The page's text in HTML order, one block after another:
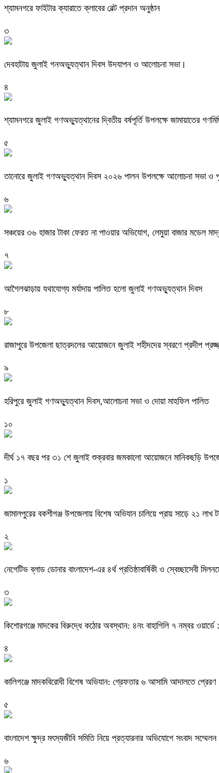
শ্যামনগরে ফাইটার ক্যারাতে ক্লাবের বেল্ট প্রদান অনুষ্ঠান
৩
দেবহাটায় জুলাই গনঅভ্যুত্থান দিবস উদযাপন ও আলোচনা সভা।
৪
শ্যামনগরে জুলাই গণঅভ্যুত্থানের দ্বিতীয় বর্ষপূর্তি উপলক্ষে জামায়াতের
৫
তানোরে জুলাই গণঅভ্যুত্থান দিবস ২০২৬ পালন উপলক্ষে আলোচনা সভা ও
৬
সঞ্চয়ের ৩৬ হাজার টাকা ফেরত না পাওয়ার অভিযোগ, লেমুয়া বাজার মডেল
৭
আগৈলঝাড়ায় যথাযোগ্য মর্যাদায় পালিত হলো জুলাই গণঅভ্যুত্থান দিবস
৮
রাজাপুরে উপজেলা ছাত্রদলের আয়োজনে জুলাই শহীদদের স্বরণে প্রদীপ
৯
হরিপুরে জুলাই গণঅভ্যুত্থান দিবস,আলোচনা সভা ও দোয়া মাহফিল পালিত ‎
১০
দীর্ঘ ১৭ বছর পর ৩১ শে জুলাই শুক্রবার জমকালো আয়োজনে মানিকছড়ি
১
জামালপুরের বকশীগঞ্জ উপজেলায় বিশেষ অভিযান চালিয়ে প্রায় সাড়ে ২১ লাখ
২
নেগেটিভ ব্লাড ডোনার বাংলাদেশ-এর ৪র্থ প্রতিষ্ঠাবার্ষিকী ও স্বেচ্ছাসেবী
৩
কিশোরগঞ্জে মাদকের বিরুদ্ধে কঠোর অবস্থান: ৪নং বাহাগিলি ৭ নম্বর
৪
কালিগঞ্জে মাদকবিরোধী বিশেষ অভিযান: গ্রেফতার ৬ আসামি আদালতে প্রেরণ
৫
বাংলাদেশ ক্ষুদ্র মৎস্যজীবি সমিতি নিয়ে প্রত্যারনার অভিযোগে সংবাদ
৬